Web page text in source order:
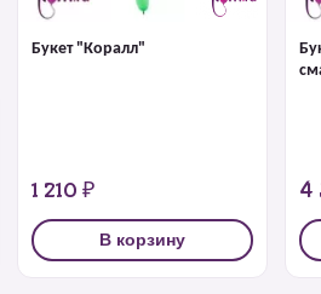
Букет "Коралл"
1 210 ₽
В корзину
4